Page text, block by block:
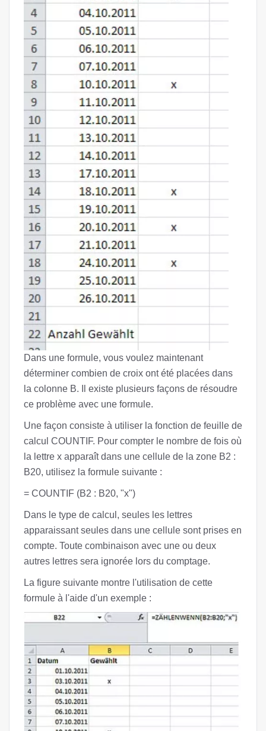
Dans une formule, vous voulez maintenant
déterminer combien de croix ont été placées dans
la colonne B. Il existe plusieurs façons de résoudre
ce problème avec une formule.
Une façon consiste à utiliser la fonction de feuille de
calcul COUNTIF. Pour compter le nombre de fois où
la lettre x apparaît dans une cellule de la zone B2 :
B20, utilisez la formule suivante :
= COUNTIF (B2 : B20, "x")
Dans le type de calcul, seules les lettres
apparaissant seules dans une cellule sont prises en
compte. Toute combinaison avec une ou deux
autres lettres sera ignorée lors du comptage.
La figure suivante montre l'utilisation de cette
formule à l'aide d'un exemple :